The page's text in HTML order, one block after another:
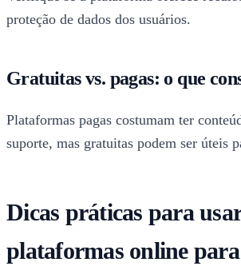
proteção de dados dos usuários.
Gratuitas vs. pagas: o que
Plataformas pagas costumam ter
suporte, mas gratuitas podem ser úteis
Dicas práticas para usar
plataformas online para